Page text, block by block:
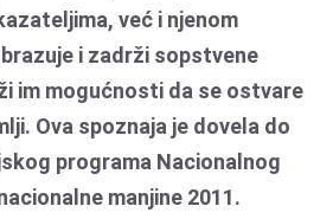
već i njenom
i zadrži sopstvene
im mogućnosti da se ostvare
Ova spoznaja je dovela do
programa Nacionalnog
manjine 2011.